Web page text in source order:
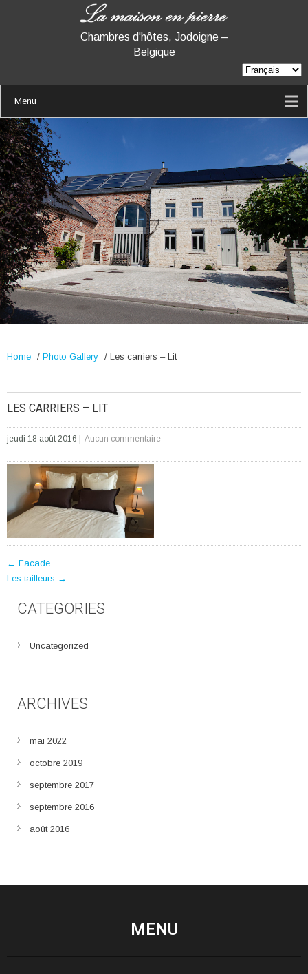
Chambres d'hôtes, Jodoigne –
Belgique
Menu
Home / Photo Gallery / Les carriers – Lit
LES CARRIERS – LIT
jeudi 18 août 2016 Aucun commentaire
POST
NAVIGATION
← Facade
Les tailleurs →
CATEGORIES
Uncategorized
ARCHIVES
mai 2022
octobre 2019
septembre 2017
septembre 2016
août 2016
MENU